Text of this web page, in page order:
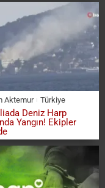
Aktemur Türkiye
Deniz Harp
Yangın! Ekipler